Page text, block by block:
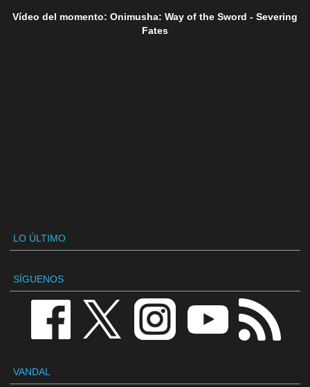
Vídeo del momento: Onimusha: Way of the Sword - Severing
Fates
LO ÚLTIMO
SÍGUENOS
VANDAL